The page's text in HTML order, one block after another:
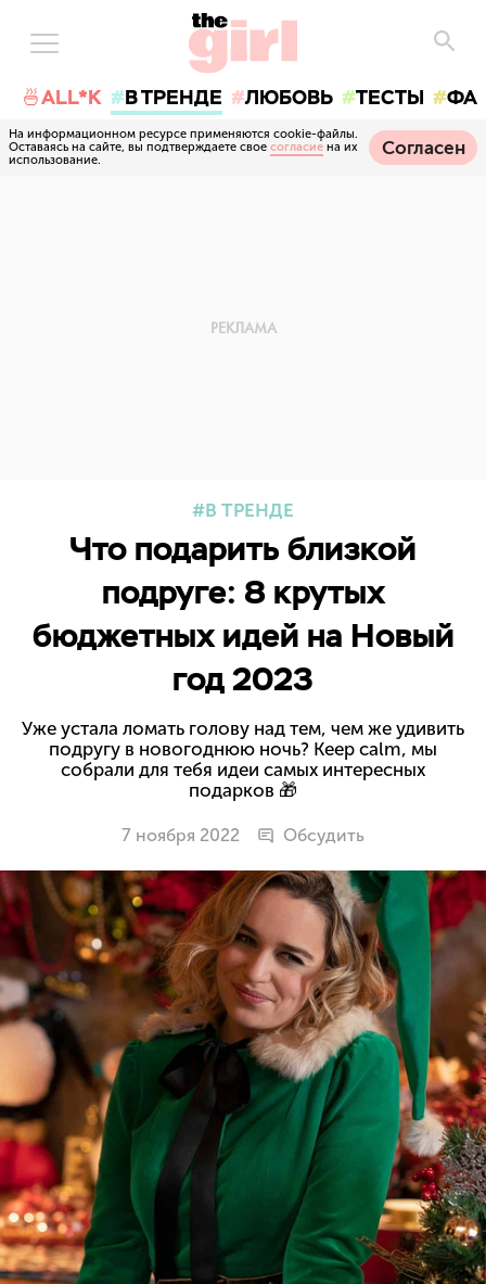
🍜ALL*K В ТРЕНДЕ ЛЮБОВЬ ТЕСТЫ
На информационном ресурсе применяются cookie-файлы.
Оставаясь на сайте, вы подтверждаете свое согласие на их
использование.
Согласен
В ТРЕНДЕ
Что подарить близкой
подруге: 8 крутых
бюджетных идей на Новый
год 2023
Уже устала ломать голову над тем, чем же удивить
подругу в новогоднюю ночь? Keep calm, мы
собрали для тебя идеи самых интересных
подарков 🎁
7 ноября 2022 Обсудить